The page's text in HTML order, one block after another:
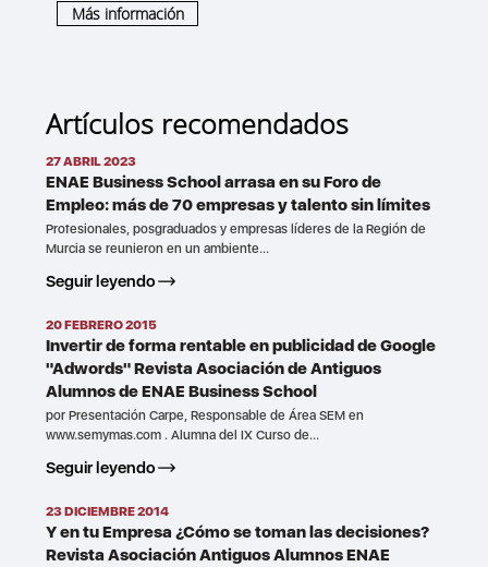
Más información
Artículos recomendados
27 ABRIL 2023
ENAE Business School arrasa en su Foro de
Empleo: más de 70 empresas y talento sin límites
Profesionales, posgraduados y empresas líderes de la Región de
Murcia se reunieron en un ambiente...
Seguir leyendo
20 FEBRERO 2015
Invertir de forma rentable en publicidad de Google
"Adwords" Revista Asociación de Antiguos
Alumnos de ENAE Business School
por Presentación Carpe, Responsable de Área SEM en
www.semymas.com . Alumna del IX Curso de...
Seguir leyendo
23 DICIEMBRE 2014
Y en tu Empresa ¿Cómo se toman las decisiones?
Revista Asociación Antiguos Alumnos ENAE